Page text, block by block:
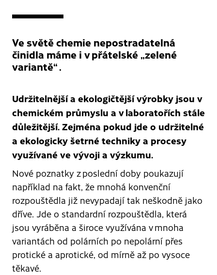
Ve světě chemie nepostradatelná
činidla máme i v přátelské „zelené
variantě“ .
Udržitelnější a ekologičtější výrobky jsou v
chemickém průmyslu a v laboratořích stále
důležitější. Zejména pokud jde o udržitelné
a ekologicky šetrné techniky a procesy
využívané ve vývoji a výzkumu.
Nové poznatky z poslední doby poukazují
například na fakt, že mnohá konvenční
rozpouštědla již nevypadají tak neškodně jako
dříve. Jde o standardní rozpouštědla, která
jsou vyráběna a široce využívána v mnoha
variantách od polárních po nepolární přes
protické a aprotické, od mírně až po vysoce
těkavé.